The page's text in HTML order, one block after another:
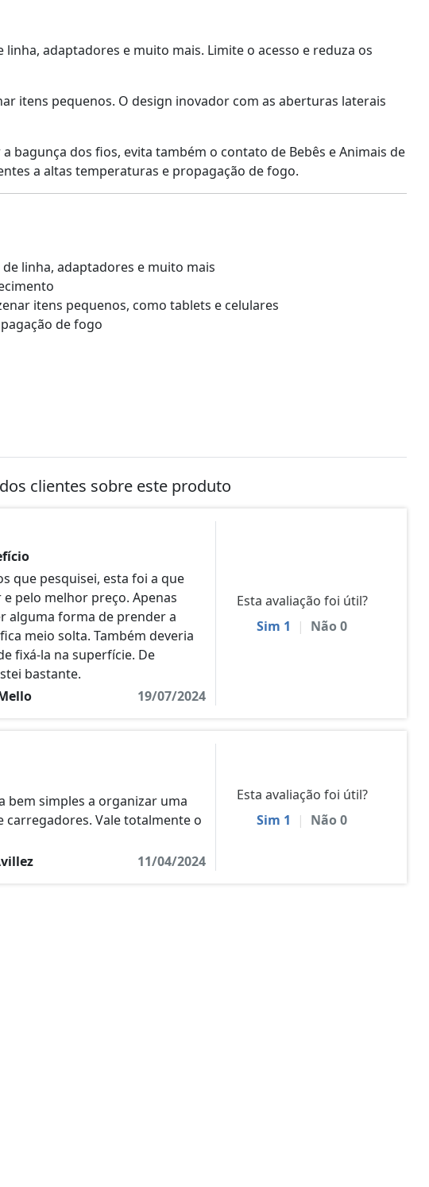
adaptadores e muito mais. Limite o acesso e reduza os
itens pequenos. O design inovador com as aberturas laterais
bagunça dos fios, evita também o contato de Bebês e Animais de
a altas temperaturas e propagação de fogo.
linha, adaptadores e muito mais
itens pequenos, como tablets e celulares
de fogo
clientes sobre este produto
que pesquisei, esta foi a que
pelo melhor preço. Apenas
alguma forma de prender a
meio solta. Também deveria
fixá-la na superfície. De
bastante.
19/07/2024
Esta avaliação foi útil?
Sim 1 | Não0
bem simples a organizar uma
carregadores. Vale totalmente o
11/04/2024
Esta avaliação foi útil?
Sim 1 | Não0